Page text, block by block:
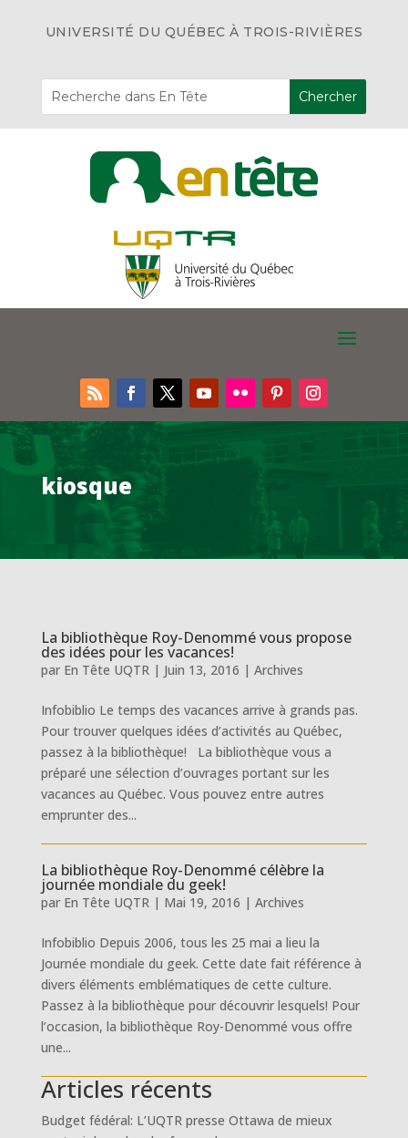
UNIVERSITÉ DU QUÉBEC À TROIS-RIVIÈRES
kiosque
La bibliothèque Roy-Denommé vous propose
des idées pour les vacances!
par En Tête UQTR| Juin 13, 2016 | Archives
Infobiblio Le temps des vacances arrive à grands pas.
Pour trouver quelques idées d’activités au Québec,
passez à la bibliothèque! La bibliothèque vous a
préparé une sélection d’ouvrages portant sur les
vacances au Québec. Vous pouvez entre autres
emprunter des...
La bibliothèque Roy-Denommé célèbre la
journée mondiale du geek!
par En Tête UQTR| Mai 19, 2016 | Archives
Infobiblio Depuis 2006, tous les 25 mai a lieu la
Journée mondiale du geek. Cette date fait référence à
divers éléments emblématiques de cette culture.
Passez à la bibliothèque pour découvrir lesquels! Pour
l’occasion, la bibliothèque Roy-Denommé vous offre
une...
Articles récents
Budget fédéral: L’UQTR presse Ottawa de mieux